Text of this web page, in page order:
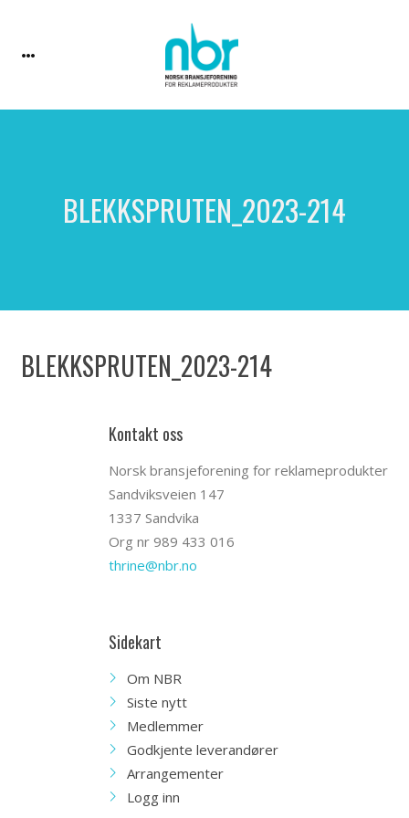
BLEKKSPRUTEN_2023-214
BLEKKSPRUTEN_2023-214
Kontakt oss
Norsk bransjeforening for reklameprodukter
Sandviksveien 147
1337 Sandvika
Org nr 989 433 016
thrine@nbr.no
Sidekart
Om NBR
Siste nytt
Medlemmer
Godkjente leverandører
Arrangementer
Logg inn